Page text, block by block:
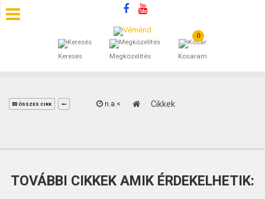
Keresés Megközelítés
0
Kosaram
SZÁLLÁSOK
ÁLTALÁNOS SZERZŐDÉSI FELTÉTELEK
ÖSSZES CIKK n.a.< Cikkek
TOVÁBBI CIKKEK AMIK ÉRDEKELHETIK: